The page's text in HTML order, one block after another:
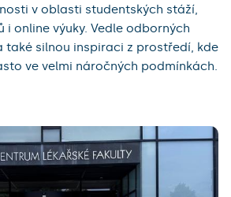
v oblasti studentských stáží,
i online výuky. Vedle odborných
také silnou inspiraci z prostředí, kde
ve velmi náročných podmínkách.